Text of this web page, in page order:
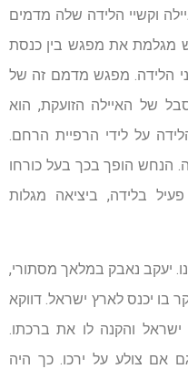
וקשיי הלידה שלה מדמים
מגלמת את מפגש בין כנסת
הלידה. מפגש מדמם זה של
של האיילה הזועקת, הוא
על לידי הרפיית הרחם.
הנחש הופך בכך בעל כורחו
בלידה, ביציאה מגלות
יעקב נאבק במלאך מסתורי,
בו יכנס לארץ ישראל. דווקא
והקנה לו את ברכתו.
אם צולע על ירכו. כך היה